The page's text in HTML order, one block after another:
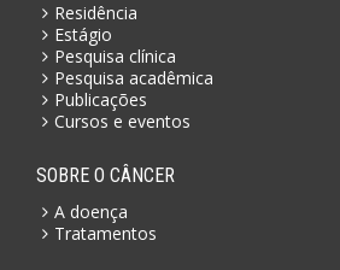
Residência
Estágio
Pesquisa clínica
Pesquisa acadêmica
Publicações
Cursos e eventos
SOBRE O CÂNCER
A doença
Tratamentos